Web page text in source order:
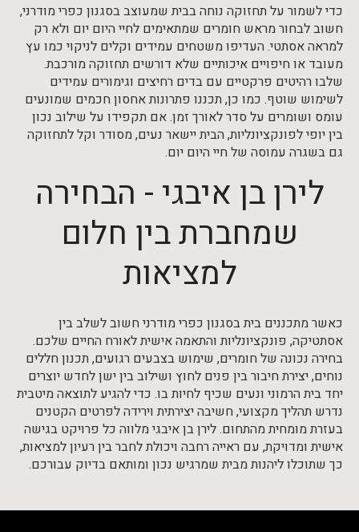
כדי לשמור על תחזוקה נוחה בבית שמעוצב בסגנון כפרי מודרני,
חשוב לבחור מראש חומרים שמתאימים לחיי היום יום ולא רק
למראה אסתטי. העדיפו משטחים עמידים וקלים לניקוי כמו עץ
מעובד או חיפויים איכותיים שלא דורשים תחזוקה מורכבת.
שלבו רהיטים פרקטיים עם בדים רחיצים וגימורים עמידים
לשימוש שוטף. כמו כן, תכננו פתרונות אחסון חכמים שמונעים
עומס ושומרים על סדר לאורך זמן. אם תקפידו על שילוב נכון
בין יופי לפונקציונליות, הבית יישאר נעים, מסודר וקל לתחזוקה
גם בשגרה עמוסה של חיי היום יום.
לירן בן איבגי - הבחירה
שמחברת בין חלום
למציאות
כאשר מתכננים בית בסגנון כפרי מודרני חשוב לשלב בין
אסתטיקה, פונקציונליות והתאמה אישית לאורח החיים שלכם.
בחירה נכונה של חומרים, שימוש בצבעים רגועים, תכנון חללים
נוחים, יצירת חיבור בין פנים לחוץ ושילוב בין ישן לחדש יוצרים
יחד בית הרמוני ונעים שכיף לחיות בו. כדי להגיע לתוצאה מיטבית
נדרש תהליך מקצועי, חשיבה יצירתית וירידה לפרטים הקטנים
בעזרת מומחית מהתחום. לירן בן איבגי מלווה כל פרויקט בגישה
אישית ומדויקת, עם ראייה רחבה ויכולת לחבר בין רעיון למציאות,
כך שתוכלו ליהנות מבית שמרגיש נכון ומותאם בדיוק עבורכם.